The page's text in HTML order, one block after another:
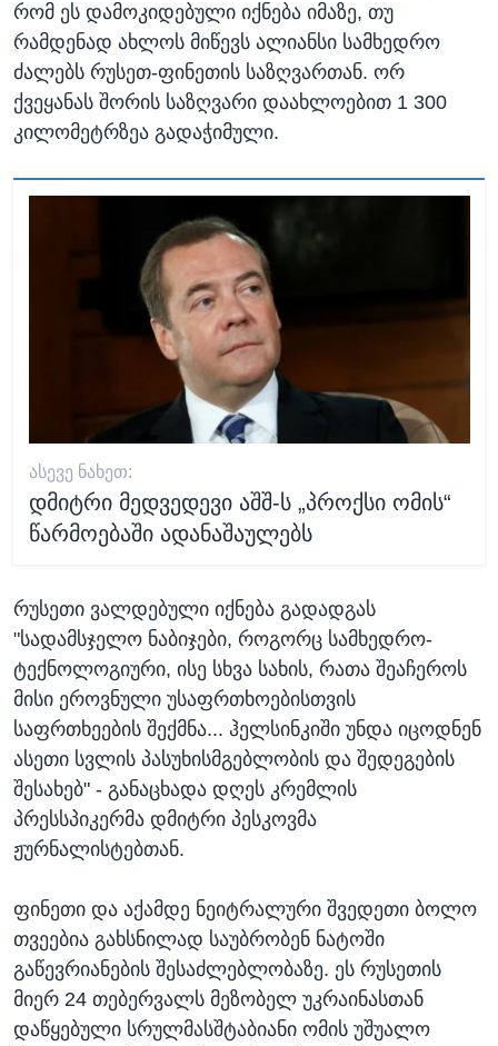
რომ ეს დამოკიდებული იქნება იმაზე, თუ
რამდენად ახლოს მიწევს ალიანსი სამხედრო
ძალებს რუსეთ-ფინეთის საზღვართან. ორ
ქვეყანას შორის საზღვარი დაახლოებით 1 300
კილომეტრზეა გადაჭიმული.
ᲐᲡᲔᲕᲔ ᲜᲐᲮᲔᲗ:
დმიტრი მედვედევი აშშ-ს „პროქსი ომის“
წარმოებაში ადანაშაულებს
რუსეთი ვალდებული იქნება გადადგას
"სადამსჯელო ნაბიჯები, როგორც სამხედრო-
ტექნოლოგიური, ისე სხვა სახის, რათა შეაჩეროს
მისი ეროვნული უსაფრთხოებისთვის
საფრთხეების შექმნა... ჰელსინკიში უნდა იცოდნენ
ასეთი სვლის პასუხისმგებლობის და შედეგების
შესახებ" - განაცხადა დღეს კრემლის
პრესსპიკერმა დმიტრი პესკოვმა
ჟურნალისტებთან.
ფინეთი და აქამდე ნეიტრალური შვედეთი ბოლო
თვეებია გახსნილად საუბრობენ ნატოში
გაწევრიანების შესაძლებლობაზე. ეს რუსეთის
მიერ 24 თებერვალს მეზობელ უკრაინასთან
დაწყებული სრულმასშტაბიანი ომის უშუალო